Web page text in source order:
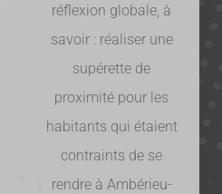
réflexion globale, à
savoir : réaliser une
supérette de
proximité pour les
habitants qui étaient
contraints de se
rendre à Ambérieu-